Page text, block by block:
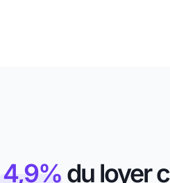
4,9% du loyer